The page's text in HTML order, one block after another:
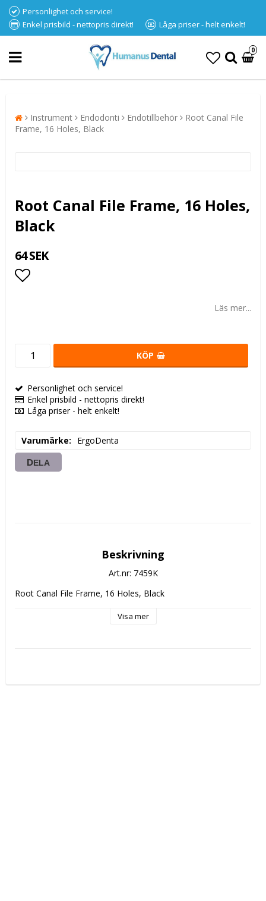
Personlighet och service!
Enkel prisbild - nettopris direkt!
Låga priser - helt enkelt!
0
Instrument Endodonti Endotillbehör
Root Canal File
Frame, 16 Holes, Black
Root Canal File Frame, 16 Holes,
Black
64 SEK
Läs mer...
KÖP
Personlighet och service!
Enkel prisbild - nettopris direkt!
Låga priser - helt enkelt!
Varumärke ErgoDenta
DELA
Beskrivning
Art.nr: 7459K
Root Canal File Frame, 16 Holes, Black
Visa mer